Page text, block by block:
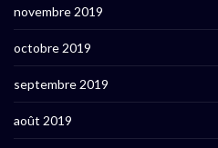
novembre 2019
octobre 2019
septembre 2019
août 2019